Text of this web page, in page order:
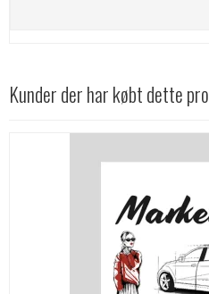
Kunder der har købt dette